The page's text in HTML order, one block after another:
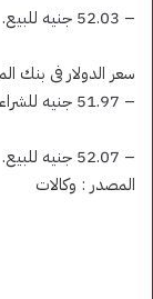
– 52.03 جنيه للبيع.
سعر الدولار فى بنك
– 51.97 جنيه للشراء.
– 52.07 جنيه للبيع.
المصدر : وكالات